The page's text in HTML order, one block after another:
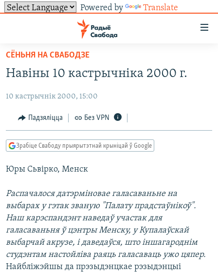
Powered by Translate
ўнівэрсальнага
доступу
Перайсьці
да
галоўнага
Перайсьці
да
галоўнай
навігацыі
Перайсьці
пошуку
ВІДЭА І ФОТА
ЛЮДЗІ
ЭКАНОМІКА
ВАЙНА
ПАЛІТВЯЗЬНІ
КУЛЬТУРА
КАЛЯНДАР
ТЭСТЫ
БЛОГІ
ПАДКАСТЫ
КНІГІ
PREMIUM
МОВА
НА ХВАЛЯХ СВАБОДЫ
СУВЯЗЬ
АБЫСЬЦІ БЛЯКАВАНЬНЕ
ПАДПІСАЦЦА
ПАДКАСТЫ
FACEBOOK
САЧЫЦЕ ЗА АБНАЎЛЕНЬНЯМІ
Усе сайты РС/РСЭ
СЁНЬНЯ НА СВАБОДЗЕ
Навіны 10 кастрычнiка 2000 г.
10 кастрычнік 2000, 15:00
Падзяліцца Без VPN
Зрабіце Свабоду прыярытэтнай крыніцай ў Google
Юры Сьвірко, Менск
Распачалося датэрміновае галасаваньне на
выбарах у гэтак званую "Палату прадстаўнікоў".
Наш карэспандэнт наведаў участак для
галасаваньня ў цэнтры Менску, у Купалаўскай
выбарчай акрузе, і даведаўся, што іншагароднім
студэнтам настойліва раяць галасаваць ужо цяпер.
Найбліжэйшы да прэзыдэнцкае рэзыдэнцыі